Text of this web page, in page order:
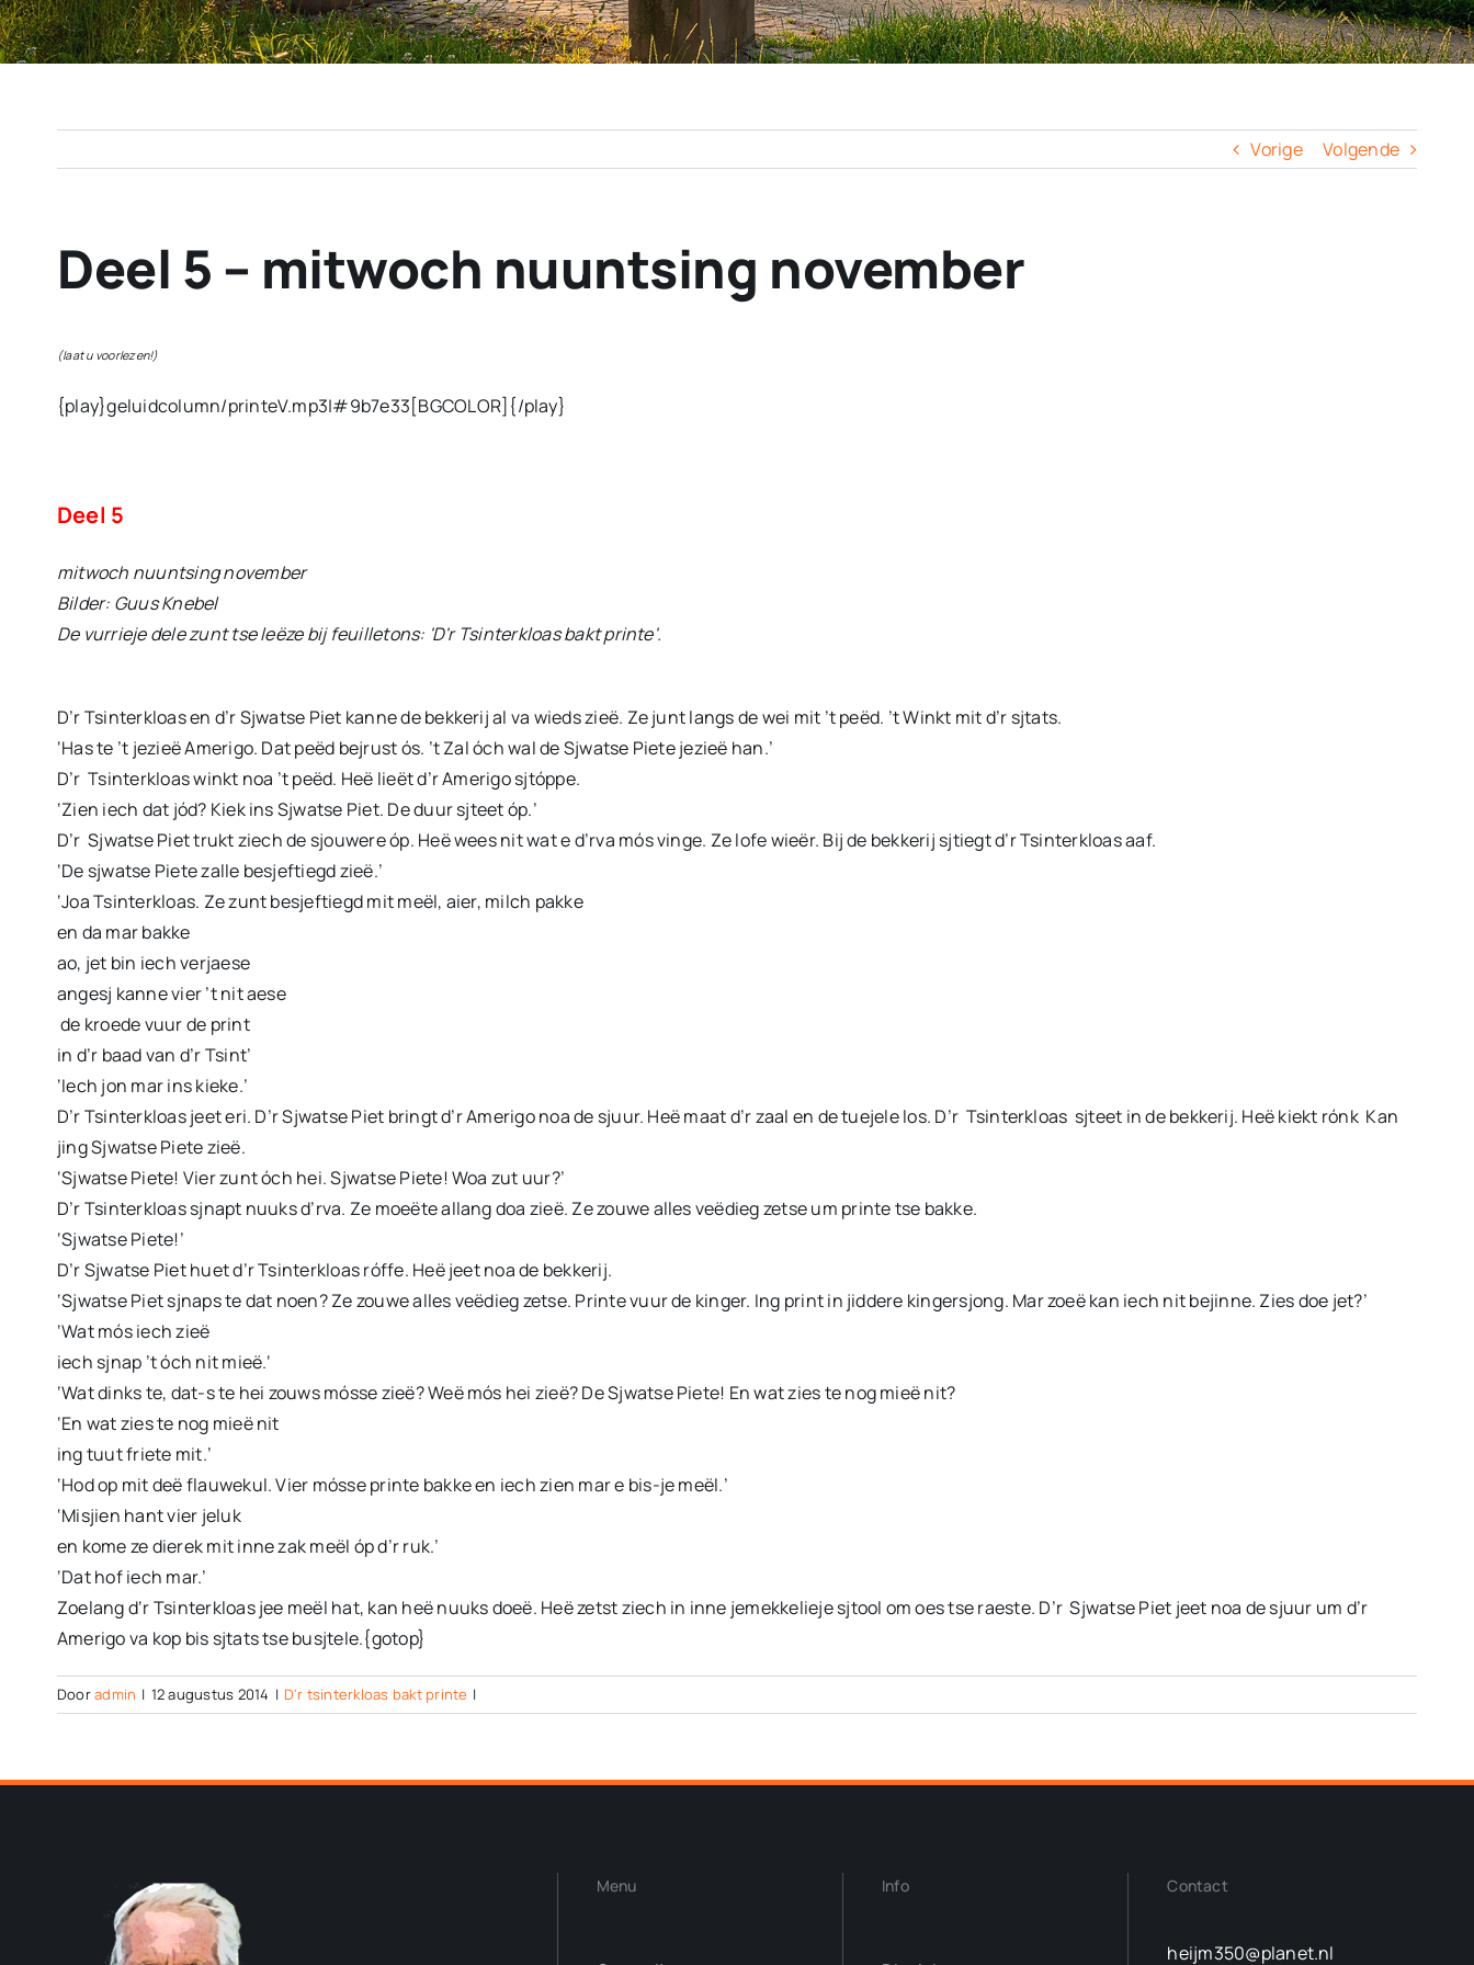
Vorige Volgende
Deel 5 – mitwoch nuuntsing november
(laat u voorlezen!)
{play}geluidcolumn/printeV.mp3|#9b7e33[BGCOLOR]{/play}
Deel 5
mitwoch nuuntsing november
Bilder: Guus Knebel
De vurrieje dele zunt tse leëze bij feuilletons: 'D'r Tsinterkloas bakt printe'.
D’r Tsinterkloas en d’r Sjwatse Piet kanne de bekkerij al va wieds zieë. Ze junt langs de wei mit ’t peëd. ’t Winkt mit d’r sjtats.
‘Has te ’t jezieë Amerigo. Dat peëd bejrust ós. ’t Zal óch wal de Sjwatse Piete jezieë han.’
D’r Tsinterkloas winkt noa ’t peëd. Heë lieët d’r Amerigo sjtóppe.
‘Zien iech dat jód? Kiek ins Sjwatse Piet. De duur sjteet óp.’
D’r Sjwatse Piet trukt ziech de sjouwere óp. Heë wees nit wat e d’rva mós vinge. Ze lofe wieër. Bij de bekkerij sjtiegt d’r Tsinterkloas aaf.
‘De sjwatse Piete zalle besjeftiegd zieë.’
‘Joa Tsinterkloas. Ze zunt besjeftiegd mit meël, aier, milch pakke
en da mar bakke
ao, jet bin iech verjaese
angesj kanne vier ’t nit aese
de kroede vuur de print
in d’r baad van d’r Tsint’
‘Iech jon mar ins kieke.’
D’r Tsinterkloas jeet eri. D’r Sjwatse Piet bringt d’r Amerigo noa de sjuur. Heë maat d’r zaal en de tuejele los. D’r Tsinterkloas sjteet in de bekkerij. Heë kiekt rónk Kan
jing Sjwatse Piete zieë.
‘Sjwatse Piete! Vier zunt óch hei. Sjwatse Piete! Woa zut uur?’
D’r Tsinterkloas sjnapt nuuks d’rva. Ze moeëte allang doa zieë. Ze zouwe alles veëdieg zetse um printe tse bakke.
‘Sjwatse Piete!’
D’r Sjwatse Piet huet d’r Tsinterkloas róffe. Heë jeet noa de bekkerij.
‘Sjwatse Piet sjnaps te dat noen? Ze zouwe alles veëdieg zetse. Printe vuur de kinger. Ing print in jiddere kingersjong. Mar zoeë kan iech nit bejinne. Zies doe jet?’
‘Wat mós iech zieë
iech sjnap ’t óch nit mieë.‘
‘Wat dinks te, dat-s te hei zouws mósse zieë? Weë mós hei zieë? De Sjwatse Piete! En wat zies te nog mieë nit?
‘En wat zies te nog mieë nit
ing tuut friete mit.’
‘Hod op mit deë flauwekul. Vier mósse printe bakke en iech zien mar e bis-je meël.’
‘Misjien hant vier jeluk
en kome ze dierek mit inne zak meël óp d’r ruk.’
‘Dat hof iech mar.’
Zoelang d‘r Tsinterkloas jee meël hat, kan heë nuuks doeë. Heë zetst ziech in inne jemekkelieje sjtool om oes tse raeste. D’r Sjwatse Piet jeet noa de sjuur um d’r
Amerigo va kop bis sjtats tse busjtele.{gotop}
Dooradmin | 12 augustus 2014 | D'r tsinterkloas bakt printe |
Menu Info Contact
heijm350@planet.nl